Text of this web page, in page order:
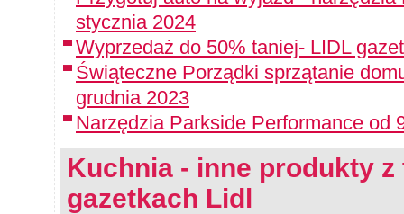
stycznia 2024
Wyprzedaż do 50% taniej- LIDL
Świąteczne Porządki sprzątanie
grudnia 2023
Narzędzia Parkside Performance od
Kuchnia - inne produkty
gazetkach Lidl